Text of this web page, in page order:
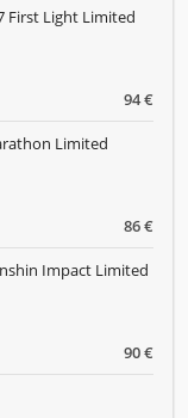
94 €
First Light Limited
86 €
Limited
90 €
Impact Limited